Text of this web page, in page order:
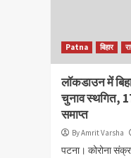
Patna बिहार
लॉकडाउन में
चुनाव स्थगित,
समाप्त
By Amrit Varsha
पटना। कोरोना